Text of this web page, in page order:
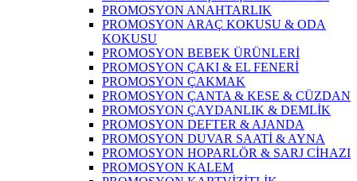
PROMOSYON ANAHTARLIK
PROMOSYON ARAÇ KOKUSU & ODA
KOKUSU
PROMOSYON BEBEK ÜRÜNLERİ
PROMOSYON ÇAKI & EL FENERİ
PROMOSYON ÇAKMAK
PROMOSYON ÇANTA & KESE & CÜZDAN
PROMOSYON ÇAYDANLIK & DEMLİK
PROMOSYON DEFTER & AJANDA
PROMOSYON DUVAR SAATİ & AYNA
PROMOSYON HOPARLÖR & SARJ CİHAZI
PROMOSYON KALEM